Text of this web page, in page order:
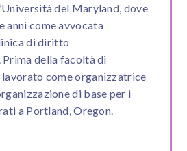
del Maryland, dove
anni come avvocata
di diritto
Prima della facoltà di
lavorato come organizzatrice
di base per i
a Portland, Oregon.